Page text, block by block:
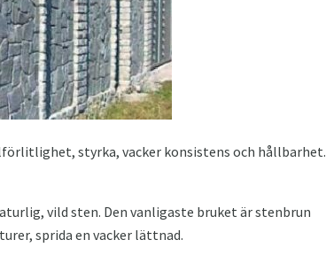
styrka, vacker konsistens och hållbarhet.
vild sten. Den vanligaste bruket är stenbrun
sprida en vacker lättnad.